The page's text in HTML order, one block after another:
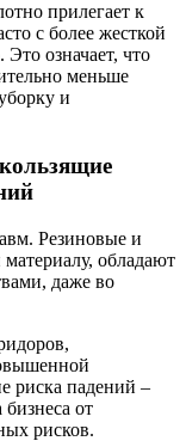
прилегает к
с более жесткой
означает, что
меньше
и
Резиновые и
обладают
даже во
риска падений –
от
рисков.